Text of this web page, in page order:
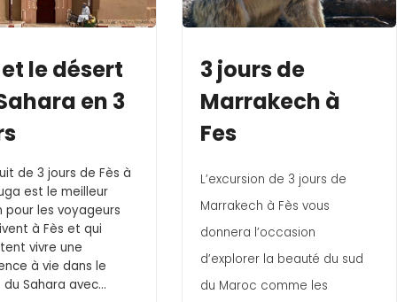
et le désert
en 3
de 3 jours de Fès à
est le meilleur
pour les voyageurs
à Fès et qui
vivre une
à vie dans le
Sahara avec...
3 jours de
Marrakech à
Fes
L’excursion de 3 jours de
Marrakech à Fès vous
donnera l’occasion
d’explorer la beauté du sud
du Maroc comme les